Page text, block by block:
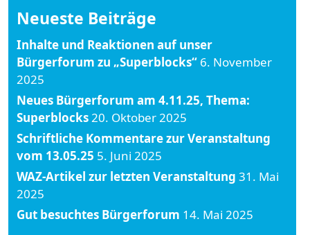
Neueste Beiträge
Inhalte und Reaktionen auf unser
Bürgerforum zu „Superblocks“ 6. November
2025
Neues Bürgerforum am 4.11.25, Thema:
Superblocks20. Oktober 2025
Schriftliche Kommentare zur Veranstaltung
vom 13.05.25 5. Juni 2025
WAZ-Artikel zur letzten Veranstaltung 31. Mai
2025
Gut besuchtes Bürgerforum 14. Mai 2025